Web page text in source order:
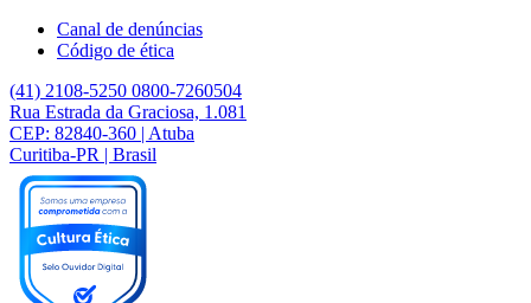
Canal de denúncias
Código de ética
(41) 2108-5250 0800-7260504
Rua Estrada da Graciosa, 1.081
CEP: 82840-360 | Atuba
Curitiba-PR | Brasil